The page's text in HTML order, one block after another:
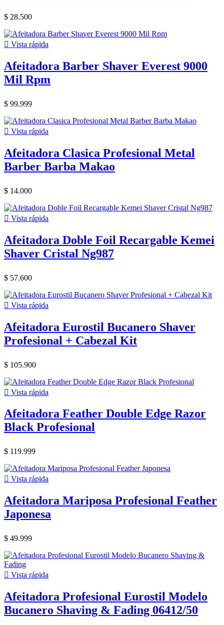
$ 28.500
 Vista rápida
Afeitadora Barber Shaver Everest 9000
Mil Rpm
$ 99.999
 Vista rápida
Afeitadora Clasica Profesional Metal
Barber Barba Makao
$ 14.000
 Vista rápida
Afeitadora Doble Foil Recargable Kemei
Shaver Cristal Ng987
$ 57.600
 Vista rápida
Afeitadora Eurostil Bucanero Shaver
Profesional + Cabezal Kit
$ 105.900
 Vista rápida
Afeitadora Feather Double Edge Razor
Black Profesional
$ 119.999
 Vista rápida
Afeitadora Mariposa Profesional Feather
Japonesa
$ 49.999
 Vista rápida
Afeitadora Profesional Eurostil Modelo
Bucanero Shaving & Fading 06412/50